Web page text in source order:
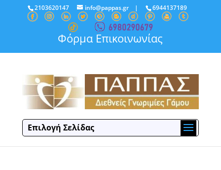
2103620147 info@pappas.gr| 6944137189
Φόρμα Επικοινωνίας
Επιλογή Σελίδας